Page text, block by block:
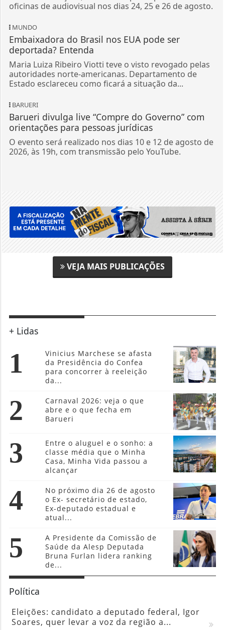
oficinas de audiovisual nos dias 24, 25 e 26 de agosto.
MUNDO
Embaixadora do Brasil nos EUA pode ser
deportada? Entenda
Maria Luiza Ribeiro Viotti teve o visto revogado pelas
autoridades norte-americanas. Departamento de
Estado esclareceu como ficará a situação da...
BARUERI
Barueri divulga live “Compre do Governo” com
orientações para pessoas jurídicas
O evento será realizado nos dias 10 e 12 de agosto de
2026, às 19h, com transmissão pelo YouTube.
VEJA MAIS PUBLICAÇÕES
+ Lidas
1
Vinicius Marchese se afasta
da Presidência do Confea
para concorrer à reeleição
da...
2
Carnaval 2026: veja o que
abre e o que fecha em
Barueri
3
Entre o aluguel e o sonho: a
classe média que o Minha
Casa, Minha Vida passou a
alcançar
4
No próximo dia 26 de agosto
o Ex- secretário de estado,
Ex-deputado estadual e
atual...
5
A Presidente da Comissão de
Saúde da Alesp Deputada
Bruna Furlan lidera ranking
de...
Política
Eleições: candidato a deputado federal, Igor
Soares, quer levar a voz da região a...